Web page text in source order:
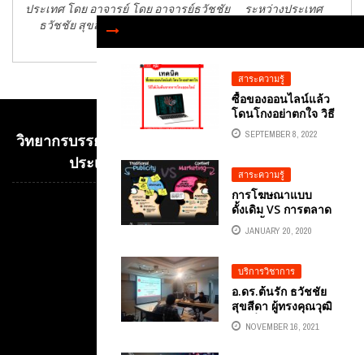
สาระความรู้
ซื้อของออนไลน์แล้ว
โดนโกงอย่าตกใจ วิธี
ได้เงินคืนจากการโกง
ออนไลน์
SEPTEMBER 8, 2022
สาระความรู้
การโฆษณาแบบ
ดั้งเดิม VS การตลาด
ด้านเนื้อหา
JANUARY 20, 2020
บริการวิชาการ
อ.ดร.ต้นรัก ธวัชชัย
สุขสีดา ผู้ทรงคุณวุฒิ
การสื่อสารการตลาด
ดิจิทัล ให้คำปรึกษา
NOVEMBER 16, 2021
ประเทศ โดย อาจารย์
ธวัชชัย สุขสีดา
โดย อาจารย์ธวัชชัย
ระหว่างประเทศ
วิทยากรบรรยาย E-COMMERCE เพื่อการค้าระหว่าง
ประเทศ อ.ดร.ต้นรัก ธวัชชัย สุขสีดา